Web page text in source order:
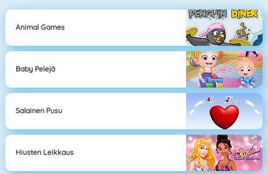
Animal Games
Baby Pelejä
Salainen Pusu
Hiusten Leikkaus